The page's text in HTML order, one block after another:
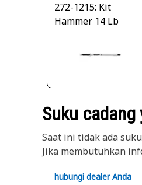
272-1215: Kit
Hammer 14 Lb
Suku
Saat ini tidak ada
Jika membutuhkan
hubungi dealer Anda